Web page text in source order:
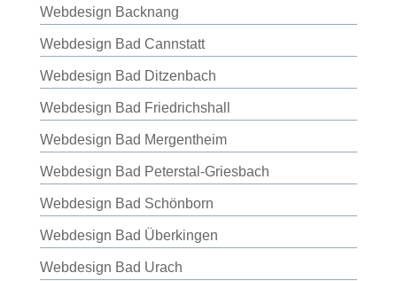
Webdesign Backnang
Webdesign Bad Cannstatt
Webdesign Bad Ditzenbach
Webdesign Bad Friedrichshall
Webdesign Bad Mergentheim
Webdesign Bad Peterstal-Griesbach
Webdesign Bad Schönborn
Webdesign Bad Überkingen
Webdesign Bad Urach